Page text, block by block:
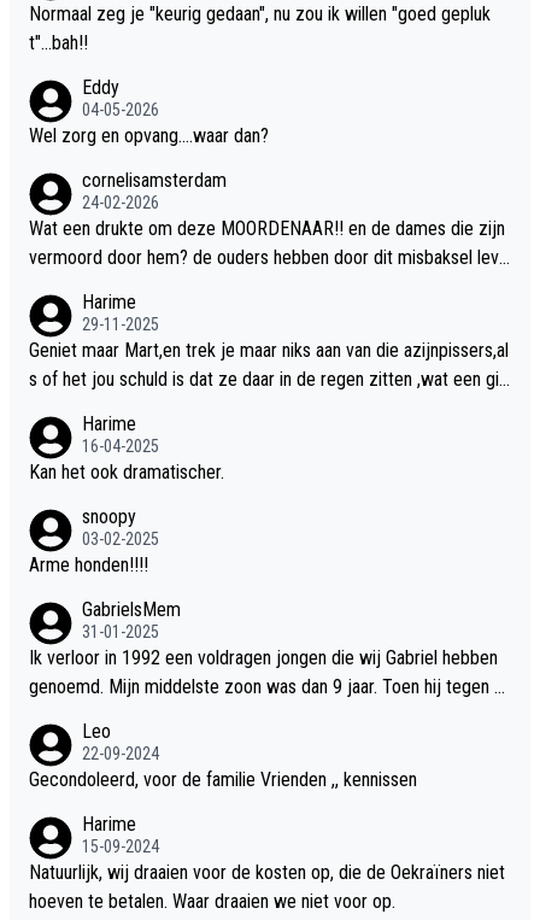
Normaal zeg je "keurig gedaan", nu zou ik willen "goed gepluk
t"...bah!!
Eddy
04-05-2026
Wel zorg en opvang....waar dan?
cornelisamsterdam
24-02-2026
Wat een drukte om deze MOORDENAAR!! en de dames die zijn
vermoord door hem? de ouders hebben door dit misbaksel leve
t!!
Harime
29-11-2025
Geniet maar Mart,en trek je maar niks aan van die azijnpissers,al
s of het jou schuld is dat ze daar in de regen zitten ,wat een gill
Harime
16-04-2025
Kan het ook dramatischer.
snoopy
03-02-2025
Arme honden!!!!
GabrielsMem
31-01-2025
Ik verloor in 1992 een voldragen jongen die wij Gabriel hebben
genoemd. Mijn middelste zoon was dan 9 jaar. Toen hij tegen d
verteld in Groningen. Ik gun Anouk en Douwe Bob hun rouw verd
riet en als ervaringsdeskundige heb ik zeker begrip hiervoor. Wa
delijk overeenkomend met mijn gezins verlies in 1992 een soor
t ready-made lied geschreven, geproduceerd en op de radio te
beluisteren zijn binnen 12 dagen na het verlies van Anouk en Do
Leo
22-09-2024
Gecondoleerd, voor de familie Vrienden ,, kennissen
Harime
15-09-2024
Natuurlijk, wij draaien voor de kosten op, die de Oekraïners niet
hoeven te betalen. Waar draaien we niet voor op.